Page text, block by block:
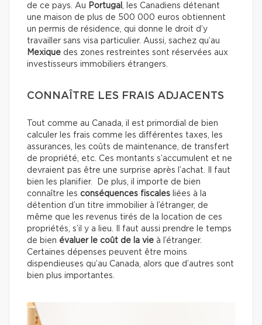
de ce pays. Au Portugal , les Canadiens détenant
une maison de plus de 500 000 euros obtiennent
un permis de résidence, qui donne le droit d’y
travailler sans visa particulier. Aussi, sachez qu’au
Mexique des zones restreintes sont réservées aux
investisseurs immobiliers étrangers.
CONNAÎTRE LES FRAIS ADJACENTS
Tout comme au Canada, il est primordial de bien
calculer les frais comme les différentes taxes, les
assurances, les coûts de maintenance, de transfert
de propriété, etc. Ces montants s’accumulent et ne
devraient pas être une surprise après l’achat. Il faut
bien les planifier. De plus, il importe de bien
connaître les conséquences fiscales liées à la
détention d’un titre immobilier à l’étranger, de
même que les revenus tirés de la location de ces
propriétés, s’il y a lieu. Il faut aussi prendre le temps
de bien évaluer le coût de la vie à l’étranger.
Certaines dépenses peuvent être moins
dispendieuses qu’au Canada, alors que d’autres sont
bien plus importantes.